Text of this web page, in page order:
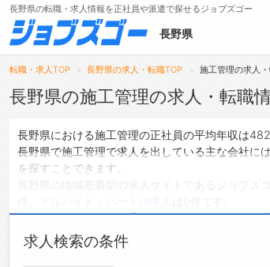
メニュー
トップ
長野県の求人検索で選ばれる理由
長野県の転職・求人情報を正社員や派遣で探せるジョブズゴー
長野県
転職・求人TOP 長野県の求人・転職TOP 施工管理の求人
長野県の施工管理の求人・転職
長野県における施工管理の正社員の平均年収は
長野県で施工管理で求人を出している主な会社には
を探すことできます。
ハローワークにはない求人も多数扱っており、転
報を探している方は、ぜひ興味のある職種に応募
求人検索の条件